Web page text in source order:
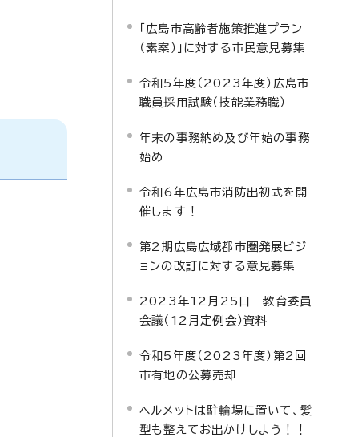
「広島市高齢者施策推進プラン
（素案）」に対する市民意見募集
令和5年度（2023年度）広島市
職員採用試験（技能業務職）
年末の事務納め及び年始の事務
始め
令和6年広島市消防出初式を開
催します！
第2期広島広域都市圏発展ビジ
ョンの改訂に対する意見募集
2023年12月25日 教育委員
会議（12月定例会）資料
令和5年度（2023年度）第2回
市有地の公募売却
ヘルメットは駐輪場に置いて、髪
型も整えてお出かけしよう！！